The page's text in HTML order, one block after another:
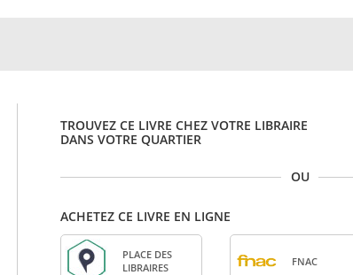
TROUVEZ CE LIVRE CHEZ VOTRE LIBRAIRE
DANS VOTRE QUARTIER
OU
ACHETEZ CE LIVRE EN LIGNE
PLACE DES
LIBRAIRES
FNAC